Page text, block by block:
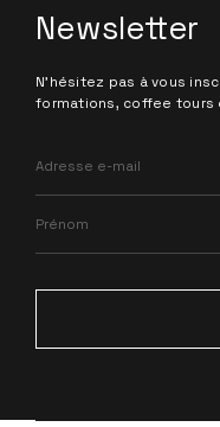
Newsletter
N'hésitez pas à vous
formations, coffee tours